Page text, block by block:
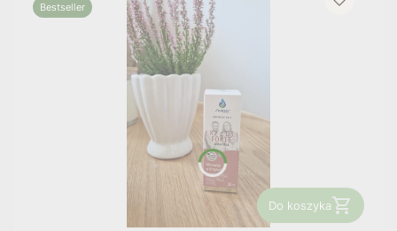
Bestseller
Do koszyka